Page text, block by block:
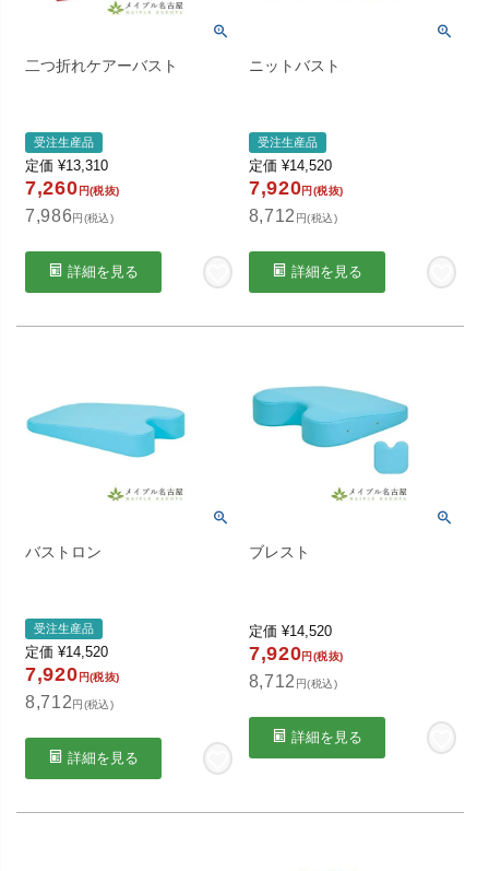
二つ折れケアーバスト
受注生産品
定価 ¥13,310
7,260 円(税抜)
7,986円(税込)
詳細を見る
ニットバスト
受注生産品
定価 ¥14,520
7,920円(税抜)
8,712 円(税込)
詳細を見る
バストロン
受注生産品
定価 ¥14,520
7,920 円(税抜)
8,712円(税込)
詳細を見る
ブレスト
定価 ¥14,520
7,920円(税抜)
8,712 円(税込)
詳細を見る